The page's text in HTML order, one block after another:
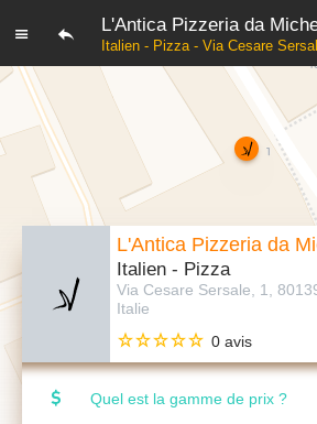
L'Antica Pizzeria da
L'Antica Pizzeria da
Italien - Pizza
Via Cesare Sersale, 1,
Italie
0 avis
Quel est la gamme de prix ?